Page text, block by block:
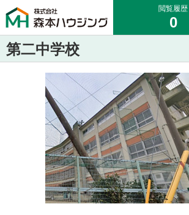
閲覧履歴
0
第二中学校